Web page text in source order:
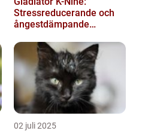
Stressreducerande och
ångestdämpande
02 juli 2025